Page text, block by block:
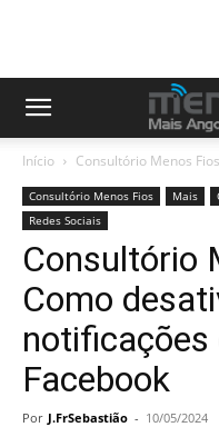
Início Consultório Menos Fios
Consultório Menos Fios Mais
Redes Sociais
Consultório
Como
notificações
Facebook
Por J.FrSebastião - 10/05/2024